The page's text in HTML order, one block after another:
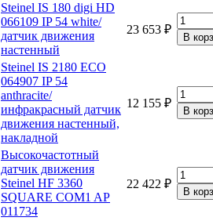
Steinel IS 180 digi HD
066109 IP 54 white/
датчик движения
настенный
23 653 ₽
Steinel IS 2180 ECO
064907 IP 54
anthracite/
инфракрасный датчик
движения настенный,
накладной
12 155 ₽
Высокочастотный
датчик движения
Steinel HF 3360
SQUARE COM1 AP
011734
22 422 ₽